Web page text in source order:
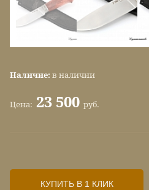
Наличие: в наличии
Цена: 23 500 руб.
КУПИТЬ В 1 КЛИК